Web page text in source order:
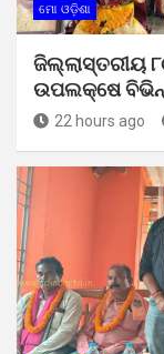
ମୋ ଓଡ଼ିଶା
ଜିଲ୍ଲାସ୍ତରୀୟ
ଉପଲକ୍ଷେ
22 hours ago